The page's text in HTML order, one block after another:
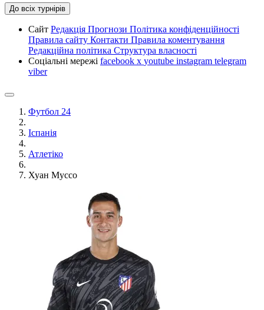
До всіх турнірів
Сайт Редакція Прогнози Політика конфіденційності
Правила сайту Контакти Правила коментування
Редакційна політика Структура власності
Соціальні мережі facebook x youtube instagram telegram
viber
Футбол 24
Іспанія
Атлетіко
Хуан Муссо